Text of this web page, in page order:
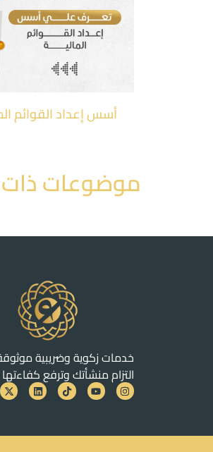
أسس إعداد القوائم
موضوعات
خدمات زكوية وضريبية
التزام منشأتك وترفع كفاءتها